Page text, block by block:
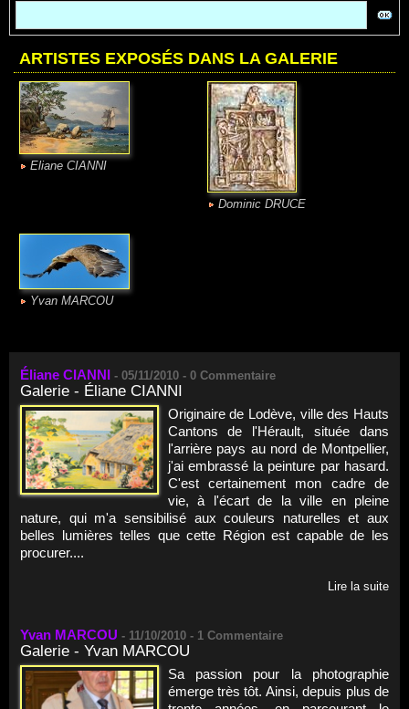
ARTISTES EXPOSÉS DANS LA GALERIE
Eliane CIANNI
Dominic DRUCE
Yvan MARCOU
Éliane CIANNI - 05/11/2010 - 0 Commentaire
Galerie - Éliane CIANNI
Originaire de Lodève, ville des Hauts
Cantons de l'Hérault, située dans
l'arrière pays au nord de Montpellier,
j'ai embrassé la peinture par hasard.
C'est certainement mon cadre de
vie, à l'écart de la ville en pleine
nature, qui m'a sensibilisé aux couleurs naturelles et aux
belles lumières telles que cette Région est capable de les
procurer....
Lire la suite
Yvan MARCOU - 11/10/2010 - 1 Commentaire
Galerie - Yvan MARCOU
Sa passion pour la photographie
émerge très tôt. Ainsi, depuis plus de